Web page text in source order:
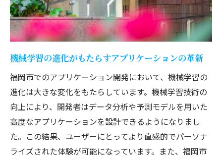
福岡市のスタートアップ支援政策の効果
テクノロジー企業誘致のメリットと課題
地域経済活性化のためのアプリケーション
活用法
ケーション技術
次世代通信技術5Gの可能性
AI駆動型アプリケーションの導入事例
ブロックチェーン技術の応用と展望
AR/VR技術を用いた新しいユーザー体験
機械学習の進化がもたらすアプリケーションの革新
福岡市でのアプリケーション開発において、機械学習の
進化は大きな変化をもたらしています。機械学習技術の
向上により、開発者はデータ分析や予測モデルを用いた
高度なアプリケーションを設計できるようになりまし
た。この結果、ユーザーにとってより直感的でパーソナ
ライズされた体験が可能になっています。また、福岡市